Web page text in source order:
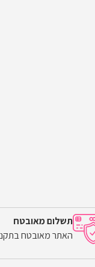
תשלום מאובטח
האתר מאובטח